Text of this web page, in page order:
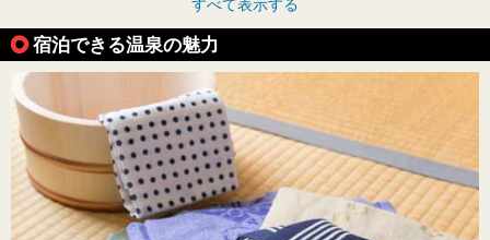
すべて表示する
宿泊できる温泉の魅力